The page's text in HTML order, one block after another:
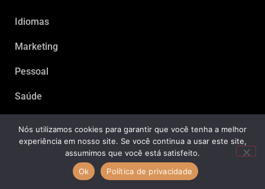
Idiomas
Marketing
Pessoal
Saúde
Nós utilizamos cookies para garantir que você tenha a melhor
experiência em nosso site. Se você continua a usar este site,
assumimos que você está satisfeito.
Ok
Política de privacidade